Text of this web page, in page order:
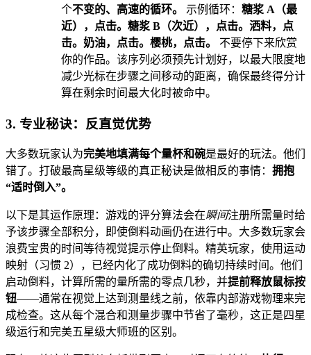
个不变的、高速的循环。 示例循环： 糖浆 A（最
近），点击。糖浆 B（次近），点击。洒料，点
击。奶油，点击。樱桃，点击。
不要停下来欣赏
你的作品。该序列必须预先计划好，以最大限度地
减少光标在步骤之间移动的距离，确保最终得分计
算在剩余时间最大化时被命中。
3. 专业秘诀：反直觉优势
大多数玩家认为完美地填满每个量杯和碗是最好的玩法。他们
错了。打破最高星级等级的真正秘诀是做相反的事情： 拥抱
“适时倒入”。
以下是其运作原理：游戏的评分算法会在瞬间注册所需量时给
予该步骤全部积分，即使倒料动画仍在进行中。大多数玩家会
浪费宝贵的时间等待视觉提示停止倒料。精英玩家，使用运动
映射（习惯 2），已经内化了成功倒料的确切持续时间。他们
启动倒料，计算所需的量所需的零点几秒，并提前释放鼠标按
钮——通常在视觉上达到测量线之前，依靠内部游戏物理来完
成检查。这从每个混合和测量步骤中节省了毫秒，这正是四星
级运行和完美五星级大师班的区别。